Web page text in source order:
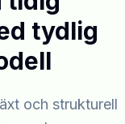
tydlig
och strukturell